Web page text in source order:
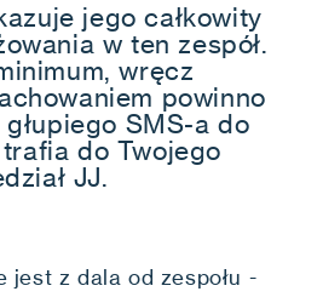
jego całkowity
w ten zespół.
wręcz
powinno
głupiego SMS-a do
do Twojego
JJ.
jest z dala od zespołu -